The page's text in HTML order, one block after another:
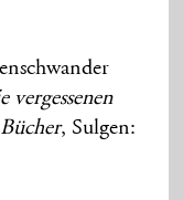
, Sulgen: